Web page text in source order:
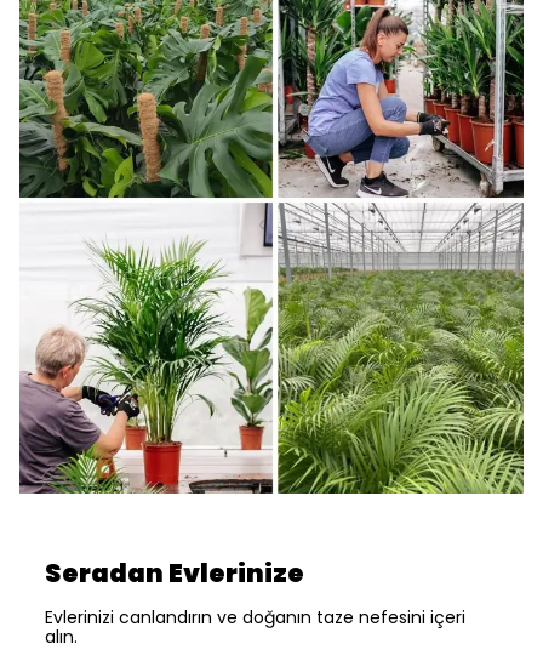
Seradan Evlerinize
Evlerinizi canlandırın ve doğanın taze nefesini içeri
alın.